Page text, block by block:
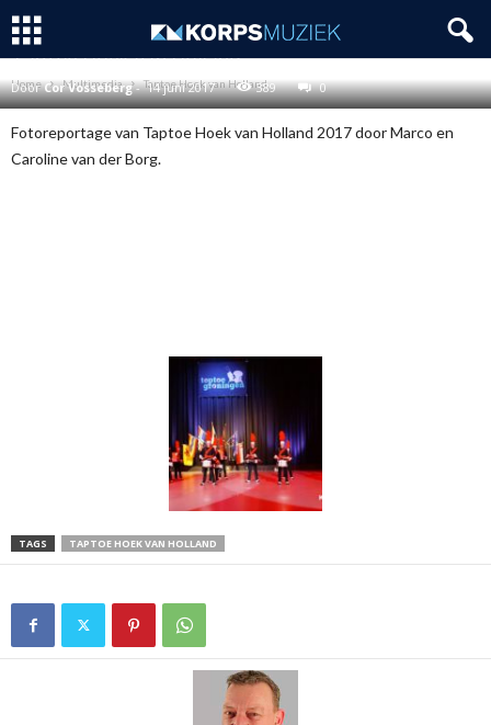
Home Multimedia Taptoe Hoek van Holland
MULTIMEDIA
Taptoe Hoek van Holland
Door Cor Vosseberg- 14 juni 2017 389 0
Fotoreportage van Taptoe Hoek van Holland 2017 door Marco en
Caroline van der Borg.
TAGS TAPTOE HOEK VAN HOLLAND